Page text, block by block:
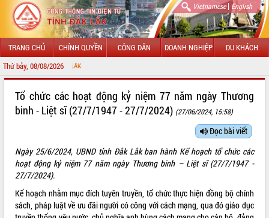
Vietnamese| English
TRANG CHỦ CHÍNH QUYỀN CÔNG DÂN DOANH NGHIỆP DU KHÁCH
Thứ bảy, 08/08/2026
LÃNH ĐẠO UBND TỈNH
SỞ, BAN, NGÀNH
UBND CÁC XÃ, PHƯỜNG
THÔNG TIN CHỈ ĐẠO ĐIỀU HÀNH
Tổ chức các hoạt động kỷ niệm 77 năm ngày Thương
binh - Liệt sĩ (27/7/1947 - 27/7/2024) (27/06/2024, 15:58)
Đọc bài viết
Ngày 25/6/2024, UBND tỉnh Đắk Lắk ban hành Kế hoạch tổ chức các
hoạt động kỷ niệm 77 năm ngày Thương binh – Liệt sĩ (27/7/1947 -
27/7/2024).
Kế hoạch nhằm mục đích tuyên truyền, tổ chức thực hiện đồng bộ chính
sách, pháp luật về ưu đãi người có công với cách mạng, qua đó giáo dục